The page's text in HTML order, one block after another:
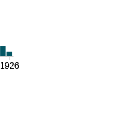
1926